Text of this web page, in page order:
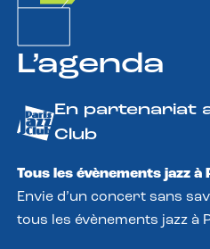
L’agenda
En partenariat
Club
Tous les évènements jazz à
Envie d’un concert sans
tous les évènements jazz à